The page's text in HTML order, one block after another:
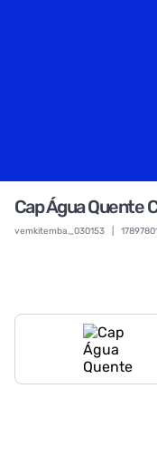
Cap Água Quente
vemkitemba_030153